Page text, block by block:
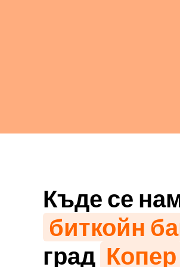
Къде се
биткойн
град Копер